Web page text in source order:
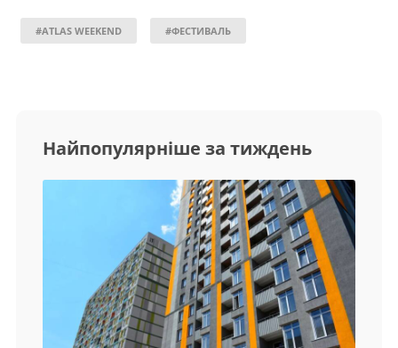
#ATLAS WEEKEND #ФЕСТИВАЛЬ
Найпопулярніше за тиждень